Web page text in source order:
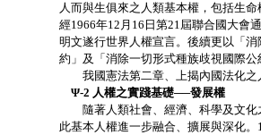
人而與生俱來之人類基本權，包括生
經1966年12月16日第21屆聯合國大會
明文遂行世界人權宣言。後續更以「
約」及「消除一切形式種族歧視國際公
我國憲法第二章、上揭內國法化之
Ψ-2 人權之實踐基礎──發展權
隨著人類社會、經濟、科學及文化
此基本人權進一步融合、擴展與深化